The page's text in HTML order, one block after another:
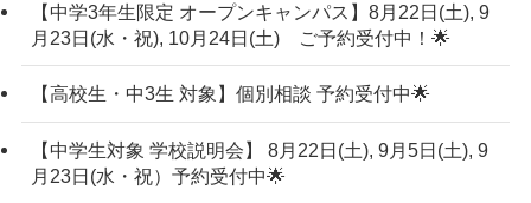
【中学3年生限定 オープンキャンパス】8月22日(土), 9
月23日(水・祝), 10月24日(土) ご予約受付中！🌟
【高校生・中3生 対象】個別相談 予約受付中🌟
【中学生対象 学校説明会】 8月22日(土), 9月5日(土), 9
月23日(水・祝）予約受付中🌟